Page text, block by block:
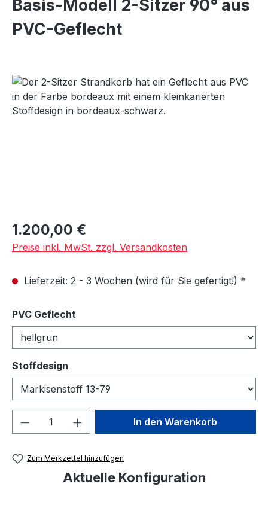
Basis-Modell 2-Sitzer 90° aus
PVC-Geflecht
Bildergalerie überspringen
Regulärer Preis:
1.200,00 €
Preise inkl. MwSt. zzgl. Versandkosten
Lieferzeit: 2 - 3 Wochen (wird für Sie gefertigt!) *
PVC Geflecht
Stoffdesign
Produkt Anzahl: Gib denIn den Warenkorb
Zum Merkzettel hinzufügen
Aktuelle Konfiguration